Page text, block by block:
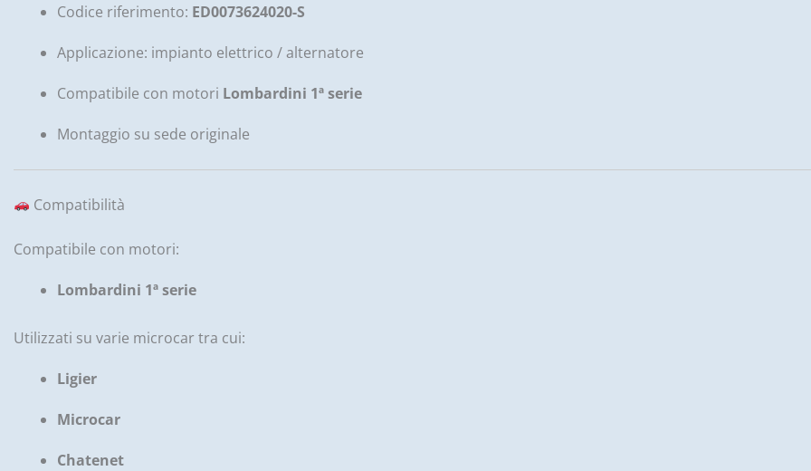
Codice riferimento: ED0073624020-S
Applicazione: impianto elettrico / alternatore
Compatibile con motori Lombardini 1ª serie
Montaggio su sede originale
Compatibilità
Compatibile con motori:
Lombardini 1ª serie
Utilizzati su varie microcar tra cui:
Ligier
Microcar
Chatenet